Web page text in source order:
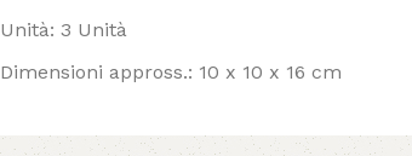
Unità: 3 Unità
Dimensioni appross.: 10 x 10 x 16 cm